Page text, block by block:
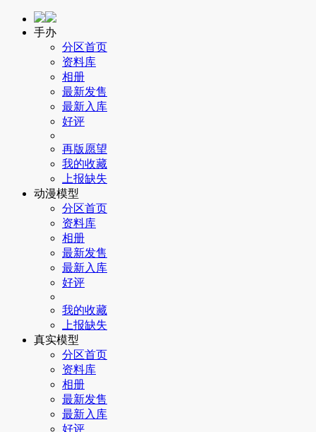
手办
分区首页
资料库
相册
最新发售
最新入库
好评
再版愿望
我的收藏
上报缺失
动漫模型
分区首页
资料库
相册
最新发售
最新入库
好评
我的收藏
上报缺失
真实模型
分区首页
资料库
相册
最新发售
最新入库
好评